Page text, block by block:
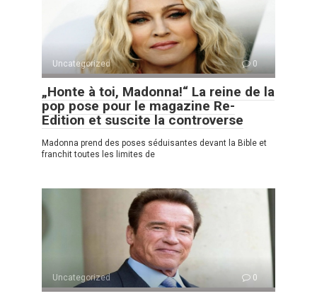
Uncategorized 0
„Honte à toi, Madonna!“ La reine de la
pop pose pour le magazine Re-
Edition et suscite la controverse
Madonna prend des poses séduisantes devant la Bible et
franchit toutes les limites de
Uncategorized 0